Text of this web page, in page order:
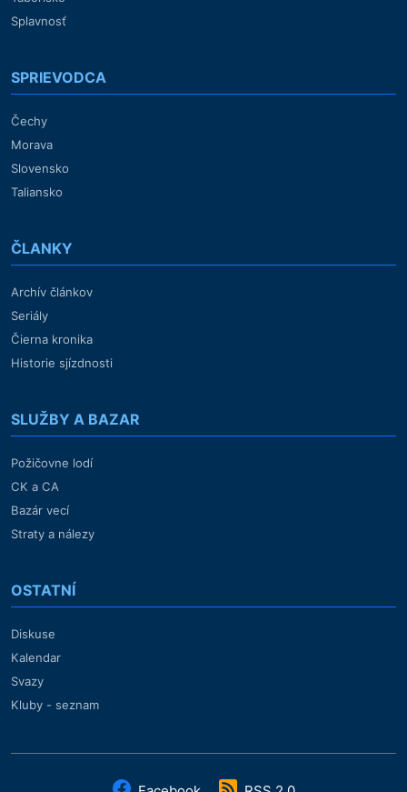
Splavnosť
SPRIEVODCA
Čechy
Morava
Slovensko
Taliansko
ČLANKY
Archív článkov
Seriály
Čierna kronika
Historie sjízdnosti
SLUŽBY A BAZAR
Požičovne lodí
CK a CA
Bazár vecí
Straty a nálezy
OSTATNÍ
Diskuse
Kalendar
Svazy
Kluby - seznam